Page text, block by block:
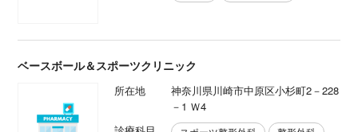
ベースボール＆スポーツクリニック
所在地
神奈川県川崎市中原区小杉町2－228
－1 Ｗ4